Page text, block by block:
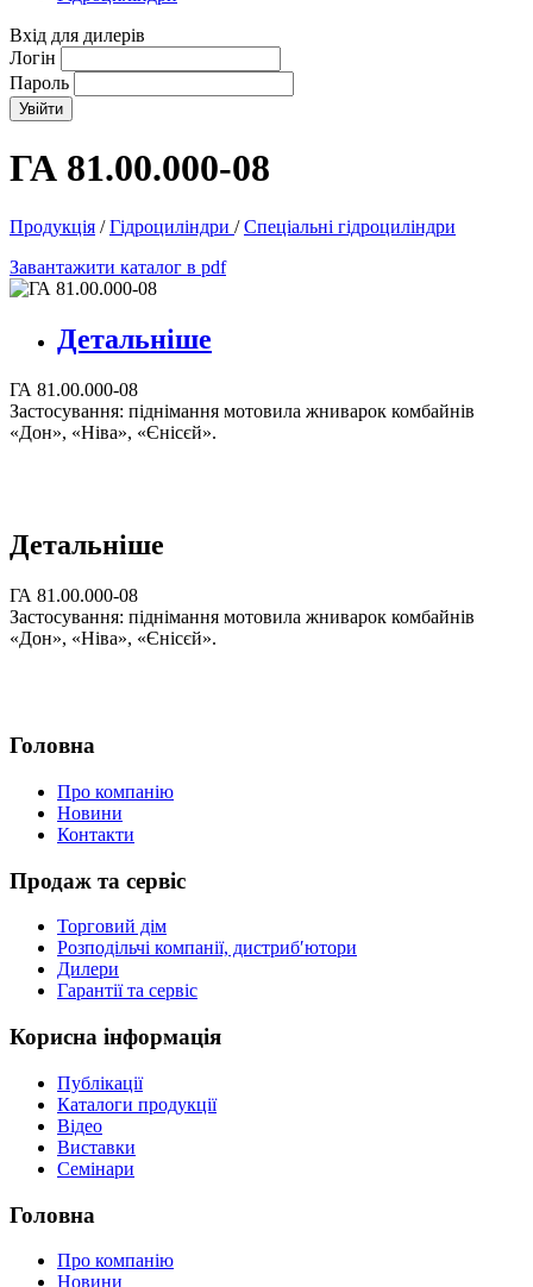
Вхід для дилерів
Логін
Пароль
ГА 81.00.000-08
Продукція /Гідроциліндри /Спеціальні гідроциліндри
Завантажити каталог в pdf
Детальніше
ГА 81.00.000-08
Застосування: піднімання мотовила жниварок комбайнів
«Дон», «Ніва», «Єнісєй».
Детальніше
ГА 81.00.000-08
Застосування: піднімання мотовила жниварок комбайнів
«Дон», «Ніва», «Єнісєй».
Головна
Про компанію
Новини
Контакти
Продаж та сервіс
Торговий дім
Розподільчі компанії, дистриб′ютори
Дилери
Гарантії та сервіс
Корисна інформація
Публікації
Каталоги продукції
Відео
Виставки
Семінари
Головна
Про компанію
Новини